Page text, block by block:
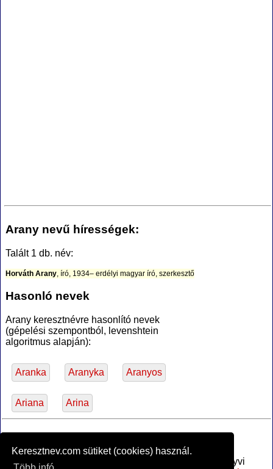
Keresztnev.com sütiket (cookies) használ.
Arany nevű hírességek:
Talált 1 db. név:
Horváth Arany , író, 1934– erdélyi magyar író, szerkesztő
Hasonló nevek
Arany keresztnévre hasonlító nevek
(gépelési szempontból, levenshtein
algoritmus alapján):
Aranka Aranyka Aranyos
Ariana Arina
Az MTA Nyelvtudományi Intézete által anyakönyvi